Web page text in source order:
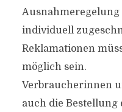
individuell
Reklamationen
möglich sein.
Verbraucherinnen
auch die